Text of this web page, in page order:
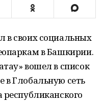
в своих социальных
в Башкирии.
вошел в список
в Глобальную сеть
республиканского